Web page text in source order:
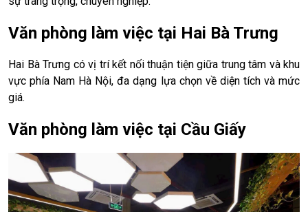
Văn phòng làm việc tại Hai Bà Trưng
Hai Bà Trưng có vị trí kết nối thuận tiện giữa trung tâm và khu
vực phía Nam Hà Nội, đa dạng lựa chọn về diện tích và mức
giá.
Văn phòng làm việc tại Cầu Giấy